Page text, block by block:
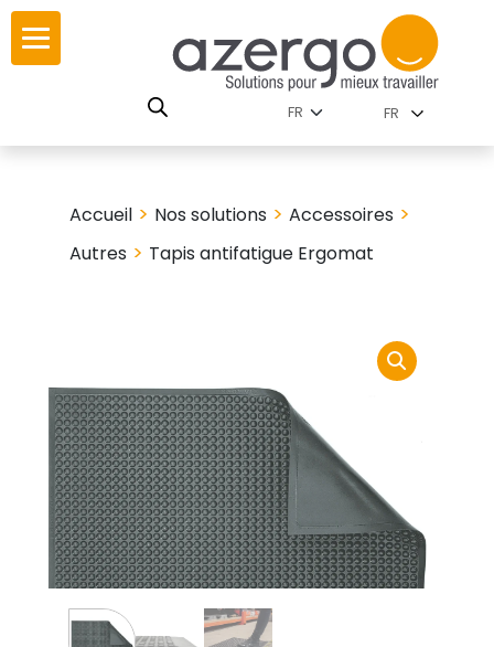
Skip
content
par famille
familles
solutions...
Vie
Azergo
FR
Accueil > Nos solutions >Accessoires >
Autres > Tapis antifatigue Ergomat